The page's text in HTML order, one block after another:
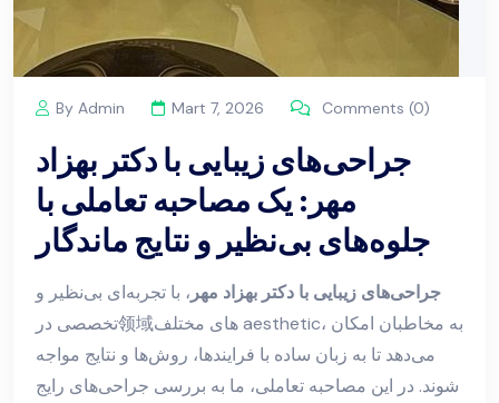
By Admin Mart 7, 2026 Comments (0)
جراحی‌های زیبایی با دکتر بهزاد
مهر: یک مصاحبه تعاملی با
جلوه‌های بی‌نظیر و نتایج ماندگار
جراحی‌های زیبایی با دکتر بهزاد مهر ، با تجربه‌ای بی‌نظیر و
تخصصی در领域های مختلف aesthetic، به مخاطبان امکان
می‌دهد تا به زبان ساده با فرایندها، روش‌ها و نتایج مواجه
شوند. در این مصاحبه تعاملی، ما به بررسی جراحی‌های رایج